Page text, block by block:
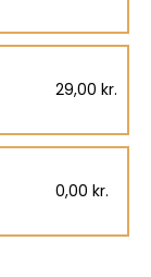
29,00 kr.
0,00 kr.